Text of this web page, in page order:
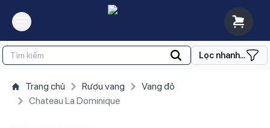
Lọc nhanh...
Trang chủ Rượu vang
Vang đỏ
Chateau La Dominique